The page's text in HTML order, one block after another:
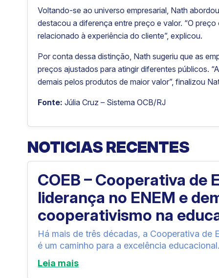
Voltando-se ao universo empresarial, Nath
destacou a diferença entre preço e valor. “O
relacionado à experiência do cliente”, explicou.
Por conta dessa distinção, Nath sugeriu que as
preços ajustados para atingir diferentes públicos.
demais pelos produtos de maior valor”, finalizou
Fonte: Júlia Cruz – Sistema OCB/RJ
NOTICIAS RECENTES
COEB – Cooperativa de
liderança no ENEM e
cooperativismo na
Há mais de três décadas, a Cooperativa de
é um caminho para a excelência
Leia mais